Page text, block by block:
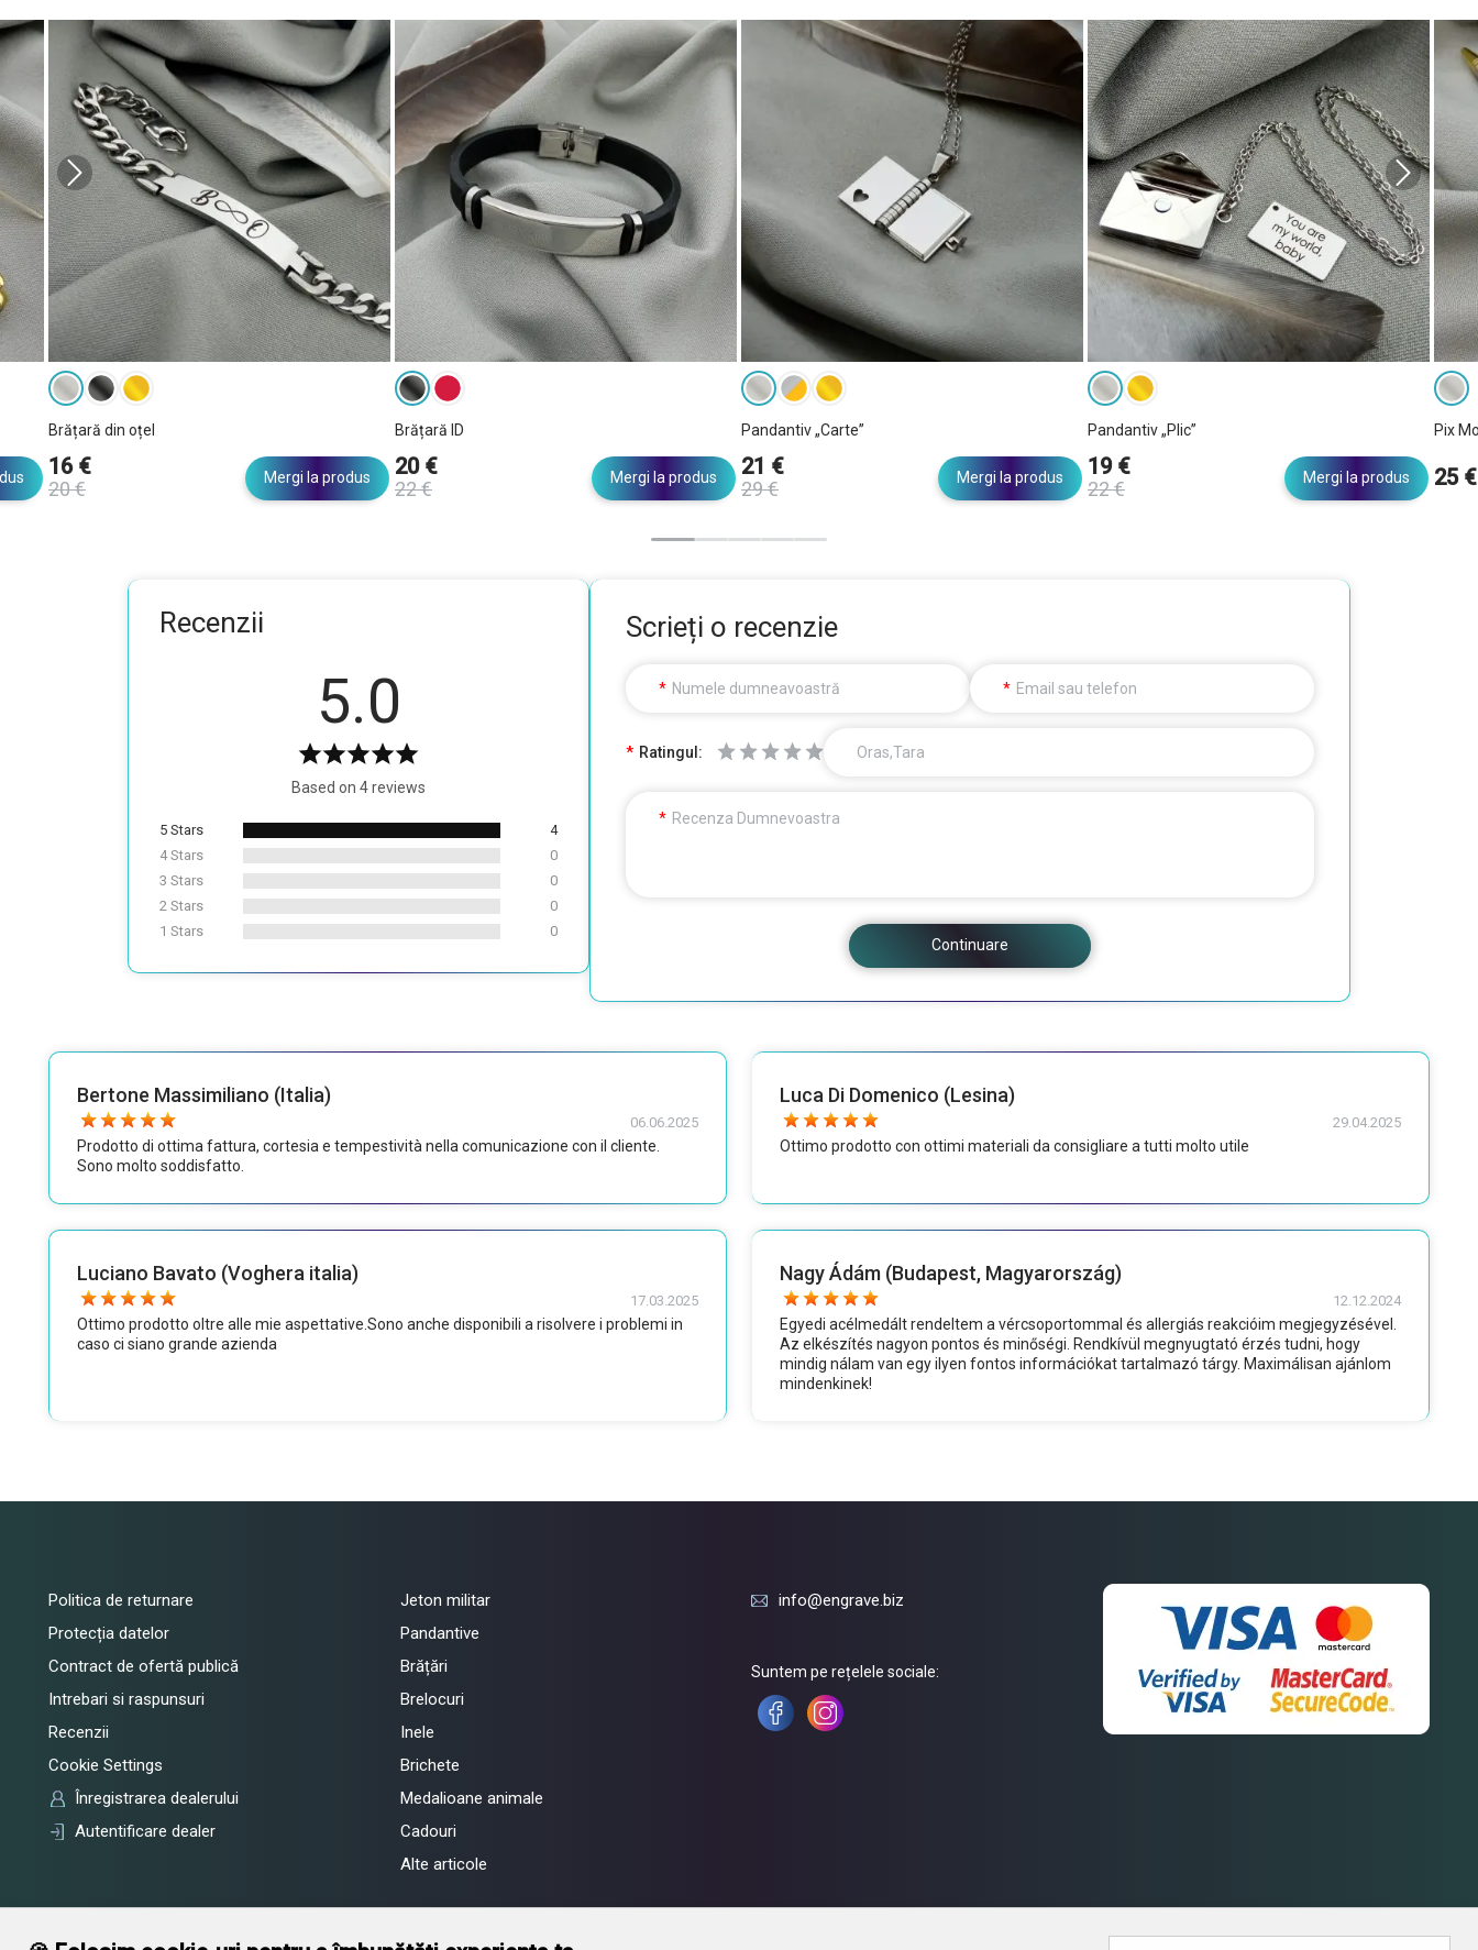
Brățară din oțel
16 €
20 €
Mergi la produs
Brățară ID
20 €
22 €
Mergi la produs
Pandantiv „Carte”
21 €
29 €
Mergi la produs
Pandantiv „Plic”
19 €
22 €
Mergi la produs
Pix
25 €
Recenzii
5.0
Based on 4 reviews
5 Stars
4
4 Stars
0
3 Stars
0
2 Stars
0
1 Stars
0
Scrieți o recenzie
Numele dumneavoastră Email sau telefon
Ratingul: Oras,Tara
Recenza Dumnevoastra
Continuare
Bertone Massimiliano (Italia)
06.06.2025
Prodotto di ottima fattura, cortesia e tempestività nella comunicazione con il cliente.
Sono molto soddisfatto.
Luca Di Domenico (Lesina)
29.04.2025
Ottimo prodotto con ottimi materiali da consigliare a tutti molto utile
Luciano Bavato (Voghera italia)
17.03.2025
Ottimo prodotto oltre alle mie aspettative.Sono anche disponibili a risolvere i problemi in
caso ci siano grande azienda
Nagy Ádám (Budapest, Magyarország)
12.12.2024
Egyedi acélmedált rendeltem a vércsoportommal és allergiás reakcióim megjegyzésével.
Az elkészítés nagyon pontos és minőségi. Rendkívül megnyugtató érzés tudni, hogy
mindig nálam van egy ilyen fontos információkat tartalmazó tárgy. Maximálisan ajánlom
mindenkinek!
Politica de returnare
Protecția datelor
Contract de ofertă publică
Intrebari si raspunsuri
Recenzii
Cookie Settings
Înregistrarea dealerului
Autentificare dealer
Jeton militar
Pandantive
Brățări
Brelocuri
Inele
Brichete
Medalioane animale
Cadouri
Alte articole
info@engrave.biz
Suntem pe rețelele sociale: